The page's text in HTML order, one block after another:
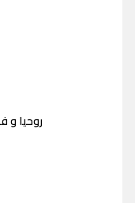
روحيا و